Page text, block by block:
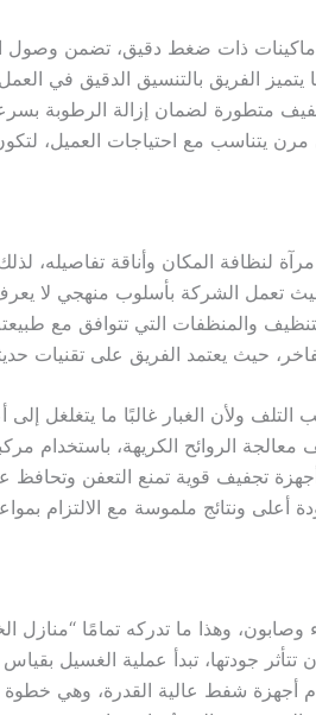
ماكينات ذات ضغط دقيق، تضمن وصول
يتميز الفريق بالتنسيق الدقيق
متطورة لضمان إزالة الرطوبة
يتناسب مع احتياجات العميل،
لنظافة المكان وأناقة تفاصيله،
تعمل الشركة بأسلوب منهجي لا
والمنظفات التي تتوافق مع
حيث يعتمد الفريق على تقنيات
ولأن الغبار غالبًا ما يتغلغل
الروائح الكريهة، باستخدام
تجفيف قوية تمنع التعفن
ونتائج ملموسة مع الالتزام
وهذا ما تدركه تمامًا “منازل
تتأثر جودتها، تبدأ عملية الغسيل
أجهزة شفط عالية القدرة، وهي